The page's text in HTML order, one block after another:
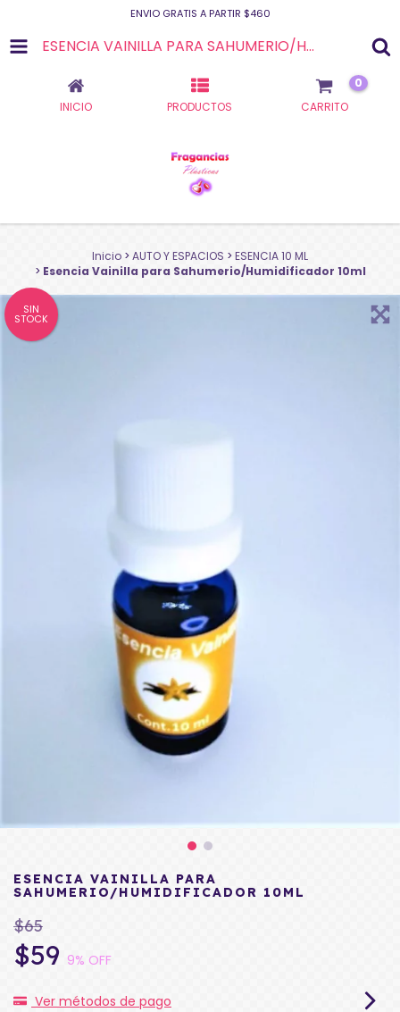
ENVIO GRATIS A PARTIR $460
ESENCIA VAINILLA PARA SAHUMERIO/HUMIDIFICADOR 10ML
INICIO PRODUCTOS CARRITO
0
Inicio >AUTO Y ESPACIOS >ESENCIA 10 ML
> Esencia Vainilla para Sahumerio/Humidificador 10ml
SIN
STOCK
ESENCIA VAINILLA PARA
SAHUMERIO/HUMIDIFICADOR 10ML
$65
$59 9% OFF
Ver métodos de pago